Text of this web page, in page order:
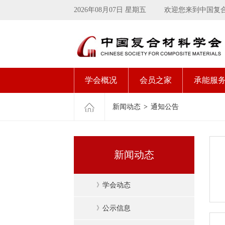
2026年08月07日 星期五 欢迎您来到中国复
学会概况 会员之家 承能服
新闻动态 > 通知公告
新闻动态
》 学会动态
》 公示信息